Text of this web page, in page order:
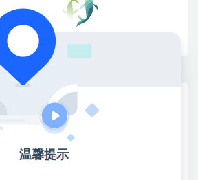
链接
方资源站，主要面向互联网创业
富 物超所值。
温馨提示